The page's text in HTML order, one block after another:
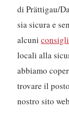
di Prättigau/
sia sicura e
alcuni
locali alla
abbiamo
trovare il
nostro sito